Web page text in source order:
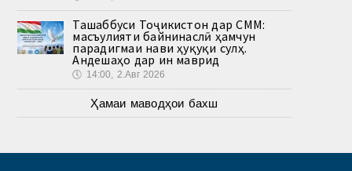
Ташаббуси Тоҷикистон дар СММ:
масъулияти байнинаслӣ ҳамчун
парадигмаи нави ҳуқуқи сулҳ.
Андешаҳо дар ин маврид
🕔 14:00, 2.Авг 2026
Ҳамаи маводҳои бахш